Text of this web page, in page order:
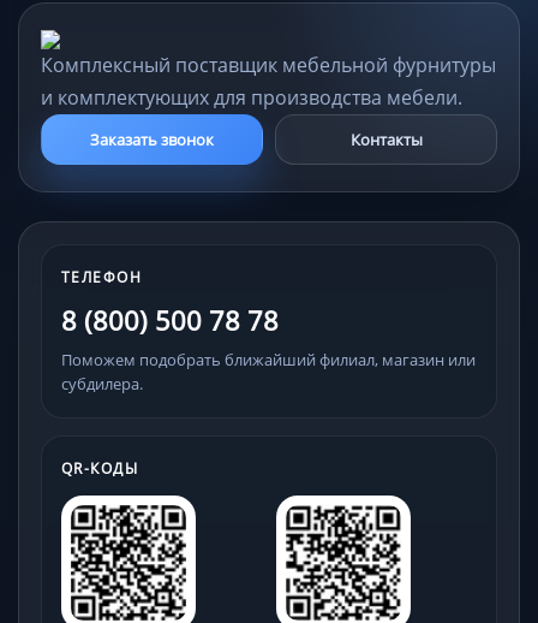
Комплексный поставщик мебельной фурнитуры
и комплектующих для производства мебели.
Заказать звонок Контакты
ТЕЛЕФОН
8 (800) 500 78 78
Поможем подобрать ближайший филиал, магазин или
субдилера.
QR-КОДЫ